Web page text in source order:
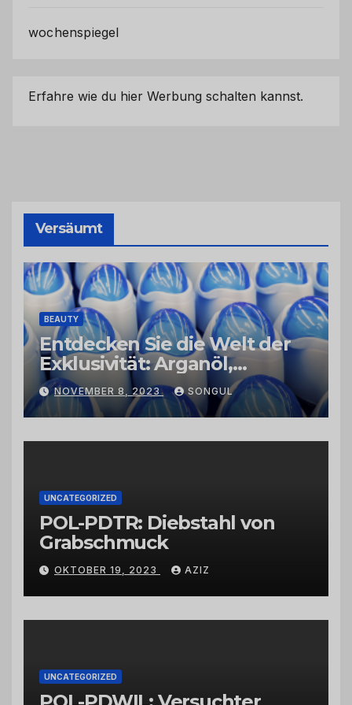
wochenspiegel
Erfahre wie du hier Werbung schalten kannst.
Versäumt
BEAUTY
Entdecken Sie die Welt der
Exklusivität: Arganöl,
Kaktusfeigenkernöl und
Schwarzkümmelöl von
vertrauenswürdigen
Großhändlern und Anbietern
NOVEMBER 8, 2023 SONGUL
UNCATEGORIZED
POL-PDTR: Diebstahl von
Grabschmuck
OKTOBER 19, 2023 AZIZ
UNCATEGORIZED